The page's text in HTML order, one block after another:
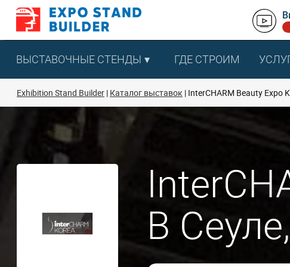
Перейти
содержанию
ВЫСТАВОЧНЫЕ СТЕНДЫ ГДЕ СТРОИМ
Exhibition Stand Builder Каталог выставок InterCHARM Beauty Expo
В